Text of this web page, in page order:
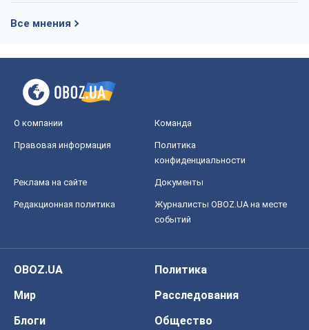
Все мнения
О компании Команда
Правовая информация
Политика
конфиденциальности
Реклама на сайте Документы
Редакционная политика
Журналисты OBOZ.UA на месте
событий
OBOZ.UA
Политика
Мир
Расследования
Блоги
Общество